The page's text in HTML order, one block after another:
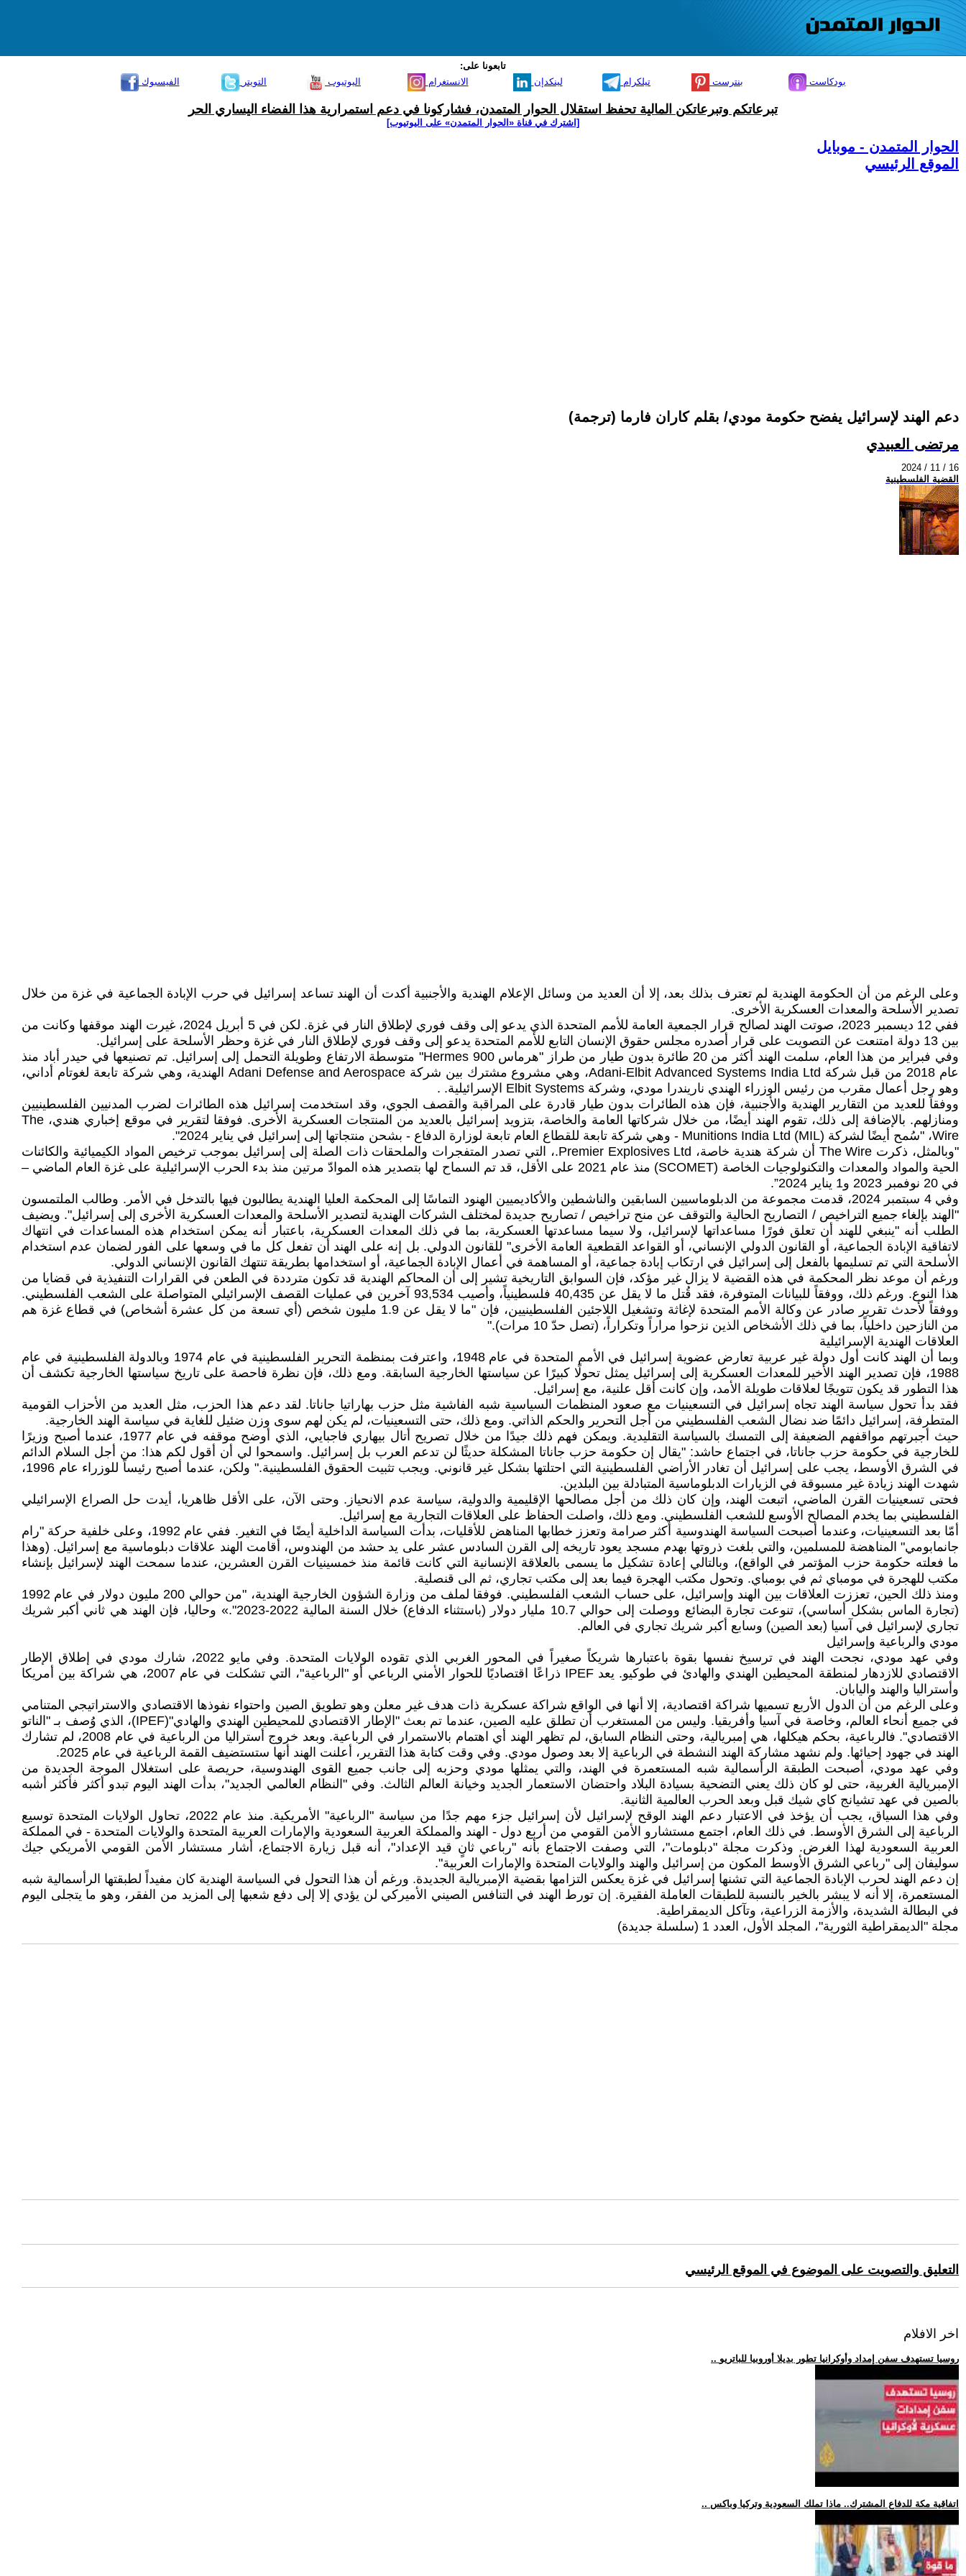
تابعونا على:
الفيسبوك
التويتر اليوتيوب الانستغرام لينكدإن تيلكرام بنترست بودكاست
تبرعاتكم وتبرعاتكن المالية تحفظ استقلال الحوار المتمدن، فشاركونا في دعم استمرارية هذا الفضاء اليساري الحر
[اشترك في قناة ‫«الحوار المتمدن» على اليوتيوب]
الحوار المتمدن - موبايل
الموقع الرئيسي
دعم الهند لإسرائيل يفضح حكومة مودي/ بقلم كاران فارما (ترجمة)
مرتضى العبيدي
2024 / 11 / 16
القضية الفلسطينية
وعلى الرغم من أن الحكومة الهندية لم تعترف بذلك بعد، إلا أن العديد من وسائل الإعلام الهندية والأجنبية أكدت أن الهند تساعد إسرائيل في حرب الإبادة الجماعية في غزة من خلال
تصدير الأسلحة والمعدات العسكرية الأخرى.
ففي 12 ديسمبر 2023، صوتت الهند لصالح قرار الجمعية العامة للأمم المتحدة الذي يدعو إلى وقف فوري لإطلاق النار في غزة. لكن في 5 أبريل 2024، غيرت الهند موقفها وكانت من
بين 13 دولة امتنعت عن التصويت على قرار أصدره مجلس حقوق الإنسان التابع للأمم المتحدة يدعو إلى وقف فوري لإطلاق النار في غزة وحظر الأسلحة على إسرائيل.
وفي فبراير من هذا العام، سلمت الهند أكثر من 20 طائرة بدون طيار من طراز "هرماس Hermes 900" متوسطة الارتفاع وطويلة التحمل إلى إسرائيل. تم تصنيعها في حيدر أباد منذ
عام 2018 من قبل شركة Adani-Elbit Advanced Systems India Ltd، وهي مشروع مشترك بين شركة Adani Defense and Aerospace الهندية، وهي شركة تابعة لغوتام أداني،
وهو رجل أعمال مقرب من رئيس الوزراء الهندي ناريندرا مودي، وشركة Elbit Systems الإسرائيلية. .
ووفقاً للعديد من التقارير الهندية والأجنبية، فإن هذه الطائرات بدون طيار قادرة على المراقبة والقصف الجوي، وقد استخدمت إسرائيل هذه الطائرات لضرب المدنيين الفلسطينيين
ومنازلهم. بالإضافة إلى ذلك، تقوم الهند أيضًا، من خلال شركاتها العامة والخاصة، بتزويد إسرائيل بالعديد من المنتجات العسكرية الأخرى. فوفقا لتقرير في موقع إخباري هندي، The
Wire، "سُمح أيضًا لشركة Munitions India Ltd (MIL) - وهي شركة تابعة للقطاع العام تابعة لوزارة الدفاع - بشحن منتجاتها إلى إسرائيل في يناير 2024".
"وبالمثل، ذكرت The Wire أن شركة هندية خاصة، Premier Explosives Ltd.، التي تصدر المتفجرات والملحقات ذات الصلة إلى إسرائيل بموجب ترخيص المواد الكيميائية والكائنات
الحية والمواد والمعدات والتكنولوجيات الخاصة (SCOMET) منذ عام 2021 على الأقل، قد تم السماح لها بتصدير هذه الموادّ مرتين منذ بدء الحرب الإسرائيلية على غزة العام الماضي –
في 20 نوفمبر 2023 و1 يناير 2024”.
وفي 4 سبتمبر 2024، قدمت مجموعة من الدبلوماسيين السابقين والناشطين والأكاديميين الهنود التماسًا إلى المحكمة العليا الهندية يطالبون فيها بالتدخل في الأمر. وطالب الملتمسون
"الهند بإلغاء جميع التراخيص / التصاريح الحالية والتوقف عن منح تراخيص / تصاريح جديدة لمختلف الشركات الهندية لتصدير الأسلحة والمعدات العسكرية الأخرى إلى إسرائيل". ويضيف
الطلب أنه "ينبغي للهند أن تعلق فورًا مساعداتها لإسرائيل، ولا سيما مساعدتها العسكرية، بما في ذلك المعدات العسكرية، باعتبار أنه يمكن استخدام هذه المساعدات في انتهاك
لاتفاقية الإبادة الجماعية، أو القانون الدولي الإنساني، أو القواعد القطعية العامة الأخرى" للقانون الدولي. بل إنه على الهند أن تفعل كل ما في وسعها على الفور لضمان عدم استخدام
الأسلحة التي تم تسليمها بالفعل إلى إسرائيل في ارتكاب إبادة جماعية، أو المساهمة في أعمال الإبادة الجماعية، أو استخدامها بطريقة تنتهك القانون الإنساني الدولي.
ورغم أن موعد نظر المحكمة في هذه القضية لا يزال غير مؤكد، فإن السوابق التاريخية تشير إلى أن المحاكم الهندية قد تكون مترددة في الطعن في القرارات التنفيذية في قضايا من
هذا النوع. ورغم ذلك، ووفقاً للبيانات المتوفرة، فقد قُتل ما لا يقل عن 40,435 فلسطينياً، وأصيب 93,534 آخرين في عمليات القصف الإسرائيلي المتواصلة على الشعب الفلسطيني.
ووفقاً لأحدث تقرير صادر عن وكالة الأمم المتحدة لإغاثة وتشغيل اللاجئين الفلسطينيين، فإن "ما لا يقل عن 1.9 مليون شخص (أي تسعة من كل عشرة أشخاص) في قطاع غزة هم
من النازحين داخلياً، بما في ذلك الأشخاص الذين نزحوا مراراً وتكراراً، (تصل حدّ 10 مرات)."
العلاقات الهندية الإسرائيلية
وبما أن الهند كانت أول دولة غير عربية تعارض عضوية إسرائيل في الأمم المتحدة في عام 1948، واعترفت بمنظمة التحرير الفلسطينية في عام 1974 وبالدولة الفلسطينية في عام
1988، فإن تصدير الهند الأخير للمعدات العسكرية إلى إسرائيل يمثل تحولًا كبيرًا عن سياستها الخارجية السابقة. ومع ذلك، فإن نظرة فاحصة على تاريخ سياستها الخارجية تكشف أن
هذا التطور قد يكون تتويجًا لعلاقات طويلة الأمد، وإن كانت أقل علنية، مع إسرائيل.
فقد بدأ تحول سياسة الهند تجاه إسرائيل في التسعينيات مع صعود المنظمات السياسية شبه الفاشية مثل حزب بهاراتيا جاناتا. لقد دعم هذا الحزب، مثل العديد من الأحزاب القومية
المتطرفة، إسرائيل دائمًا ضد نضال الشعب الفلسطيني من أجل التحرير والحكم الذاتي. ومع ذلك، حتى التسعينيات، لم يكن لهم سوى وزن ضئيل للغاية في سياسة الهند الخارجية.
حيث أجبرتهم مواقفهم الضعيفة إلى التمسك بالسياسة التقليدية. ويمكن فهم ذلك جيدًا من خلال تصريح أتال بيهاري فاجبايي، الذي أوضح موقفه في عام 1977، عندما أصبح وزيرًا
للخارجية في حكومة حزب جاناتا، في اجتماع حاشد: "يقال إن حكومة حزب جاناتا المشكلة حديثًا لن تدعم العرب بل إسرائيل. واسمحوا لي أن أقول لكم هذا: من أجل السلام الدائم
في الشرق الأوسط، يجب على إسرائيل أن تغادر الأراضي الفلسطينية التي احتلتها بشكل غير قانوني. ويجب تثبيت الحقوق الفلسطينية." ولكن، عندما أصبح رئيساً للوزراء عام 1996،
شهدت الهند زيادة غير مسبوقة في الزيارات الدبلوماسية المتبادلة بين البلدين.
فحتى تسعينيات القرن الماضي، اتبعت الهند، وإن كان ذلك من أجل مصالحها الإقليمية والدولية، سياسة عدم الانحياز. وحتى الآن، على الأقل ظاهريا، أيدت حل الصراع الإسرائيلي
الفلسطيني بما يخدم المصالح الأوسع للشعب الفلسطيني. ومع ذلك، واصلت الحفاظ على العلاقات التجارية مع إسرائيل.
أمّا بعد التسعينيات، وعندما أصبحت السياسة الهندوسية أكثر صرامة وتعزز خطابها المناهض للأقليات، بدأت السياسة الداخلية أيضًا في التغير. ففي عام 1992، وعلى خلفية حركة "رام
جانمابومي" المناهضة للمسلمين، والتي بلغت ذروتها بهدم مسجد يعود تاريخه إلى القرن السادس عشر على يد حشد من الهندوس، أقامت الهند علاقات دبلوماسية مع إسرائيل. (وهذا
ما فعلته حكومة حزب المؤتمر في الواقع)، وبالتالي إعادة تشكيل ما يسمى بالعلاقة الإنسانية التي كانت قائمة منذ خمسينيات القرن العشرين، عندما سمحت الهند لإسرائيل بإنشاء
مكتب للهجرة في مومباي ثم في بومباي. وتحول مكتب الهجرة فيما بعد إلى مكتب تجاري، ثم الى قنصلية.
ومنذ ذلك الحين، تعززت العلاقات بين الهند وإسرائيل، على حساب الشعب الفلسطيني. فوفقا لملف من وزارة الشؤون الخارجية الهندية، "من حوالي 200 مليون دولار في عام 1992
(تجارة الماس بشكل أساسي)، تنوعت تجارة البضائع ووصلت إلى حوالي 10.7 مليار دولار (باستثناء الدفاع) خلال السنة المالية 2022-2023".» وحاليا، فإن الهند هي ثاني أكبر شريك
تجاري لإسرائيل في آسيا (بعد الصين) وسابع أكبر شريك تجاري في العالم.
مودي والرباعية وإسرائيل
وفي عهد مودي، نجحت الهند في ترسيخ نفسها بقوة باعتبارها شريكاً صغيراً في المحور الغربي الذي تقوده الولايات المتحدة. وفي مايو 2022، شارك مودي في إطلاق الإطار
الاقتصادي للازدهار لمنطقة المحيطين الهندي والهادئ في طوكيو. يعد IPEF ذراعًا اقتصاديًا للحوار الأمني الرباعي أو "الرباعية"، التي تشكلت في عام 2007، هي شراكة بين أمريكا
وأستراليا والهند واليابان.
وعلى الرغم من أن الدول الأربع تسميها شراكة اقتصادية، إلا أنها في الواقع شراكة عسكرية ذات هدف غير معلن وهو تطويق الصين واحتواء نفوذها الاقتصادي والاستراتيجي المتنامي
في جميع أنحاء العالم، وخاصة في آسيا وأفريقيا. وليس من المستغرب أن تطلق عليه الصين، عندما تم بعث "الإطار الاقتصادي للمحيطين الهندي والهادي"(IPEF)، الذي وُصف بـ "الناتو
الاقتصادي". فالرباعية، بحكم هيكلها، هي إمبريالية، وحتى النظام السابق، لم تظهر الهند أي اهتمام بالاستمرار في الرباعية. وبعد خروج أستراليا من الرباعية في عام 2008، لم تشارك
الهند في جهود إحيائها. ولم نشهد مشاركة الهند النشطة في الرباعية إلا بعد وصول مودي. وفي وقت كتابة هذا التقرير، أعلنت الهند أنها ستستضيف القمة الرباعية في عام 2025.
وفي عهد مودي، أصبحت الطبقة الرأسمالية شبه المستعمرة في الهند، والتي يمثلها مودي وحزبه إلى جانب جميع القوى الهندوسية، حريصة على استغلال الموجة الجديدة من
الإمبريالية الغربية، حتى لو كان ذلك يعني التضحية بسيادة البلاد واحتضان الاستعمار الجديد وخيانة العالم الثالث. وفي "النظام العالمي الجديد"، بدأت الهند اليوم تبدو أكثر فأكثر أشبه
بالصين في عهد تشيانج كاي شيك قبل وبعد الحرب العالمية الثانية.
وفي هذا السياق، يجب أن يؤخذ في الاعتبار دعم الهند الوقح لإسرائيل لأن إسرائيل جزء مهم جدًا من سياسة "الرباعية" الأمريكية. منذ عام 2022، تحاول الولايات المتحدة توسيع
الرباعية إلى الشرق الأوسط. في ذلك العام، اجتمع مستشارو الأمن القومي من أربع دول - الهند والمملكة العربية السعودية والإمارات العربية المتحدة والولايات المتحدة - في المملكة
العربية السعودية لهذا الغرض. وذكرت مجلة "دبلومات"، التي وصفت الاجتماع بأنه "رباعي ثانٍ قيد الإعداد"، أنه قبل زيارة الاجتماع، أشار مستشار الأمن القومي الأمريكي جيك
سوليفان إلى "رباعي الشرق الأوسط المكون من إسرائيل والهند والولايات المتحدة والإمارات العربية".
إن دعم الهند لحرب الإبادة الجماعية التي تشنها إسرائيل في غزة يعكس التزامها بقضية الإمبريالية الجديدة. ورغم أن هذا التحول في السياسة الهندية كان مفيداً لطبقتها الرأسمالية شبه
المستعمرة، إلا أنه لا يبشر بالخير بالنسبة للطبقات العاملة الفقيرة. إن تورط الهند في التنافس الصيني الأميركي لن يؤدي إلا إلى دفع شعبها إلى المزيد من الفقر، وهو ما يتجلى اليوم
في البطالة الشديدة، والأزمة الزراعية، وتآكل الديمقراطية.
مجلة "الديمقراطية الثورية"، المجلد الأول، العدد 1 (سلسلة جديدة)
التعليق والتصويت على الموضوع في الموقع الرئيسي
اخر الافلام
.. روسيا تستهدف سفن إمداد وأوكرانيا تطور بديلا أوروبيا للباتريو
.. اتفاقية مكة للدفاع المشترك.. ماذا تملك السعودية وتركيا وباكس